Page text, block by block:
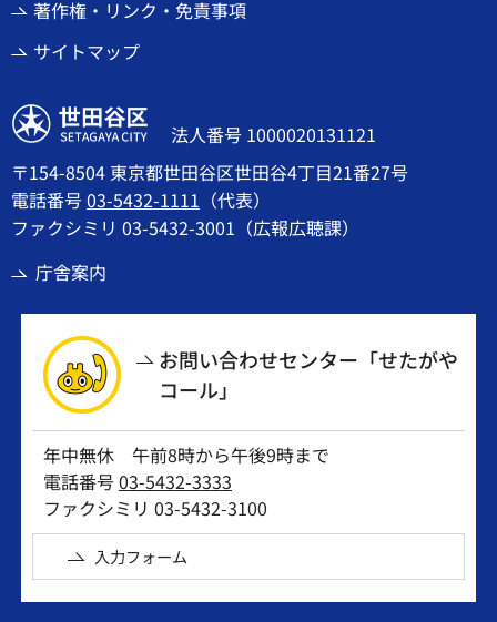
著作権・リンク・免責事項
サイトマップ
世田谷区
法人番号 1000020131121
〒154-8504 東京都世田谷区世田谷4丁目21番27号
電話番号03-5432-1111 （代表）
ファクシミリ 03-5432-3001（広報広聴課）
庁舎案内
お問い合わせセンター「せたがや
コール」
年中無休 午前8時から午後9時まで
電話番号03-5432-3333
ファクシミリ 03-5432-3100
入力フォーム